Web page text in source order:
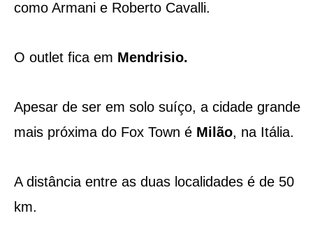
como Armani e Roberto Cavalli.
O outlet fica em Mendrisio.
Apesar de ser em solo suíço, a cidade grande
mais próxima do Fox Town éMilão, na Itália.
A distância entre as duas localidades é de 50
km.